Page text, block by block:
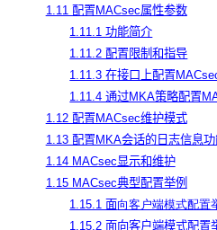
1.11 配置MACsec属性参数
1.11.1 功能简介
1.11.2 配置限制和指导
1.11.3 在接口上配置
1.11.4 通过MKA策略配置
1.12 配置MACsec维护模式
1.13 配置MKA会话的日志信息
1.14 MACsec显示和维护
1.15 MACsec典型配置举例
1.15.1 面向客户端模式配置
1.15.2 面向客户端模式配置